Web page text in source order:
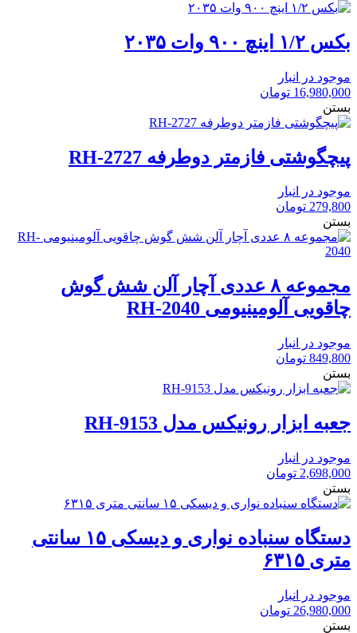
بکس ۱/۲ اینچ ۹۰۰ وات ۲۰۳۵
موجود در انبار
16,980,000 تومان
بستن
پیچگوشتی فازمتر دوطرفه RH-2727
موجود در انبار
279,800 تومان
بستن
مجموعه ۸ عددی آچار آلن شش گوش
چاقویی آلومینیومی RH-2040
موجود در انبار
849,800 تومان
بستن
جعبه ابزار رونیکس مدل RH-9153
موجود در انبار
2,698,000 تومان
بستن
دستگاه سنباده نواری و دیسکی ۱۵ سانتی
متری ۶۳۱۵
موجود در انبار
26,980,000 تومان
بستن